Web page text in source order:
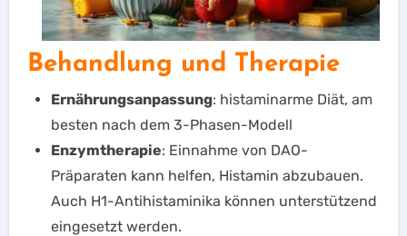
Behandlung und Therapie
Ernährungsanpassung: histaminarme Diät, am
besten nach dem 3-Phasen-Modell
Enzymtherapie: Einnahme von DAO-
Präparaten kann helfen, Histamin abzubauen.
Auch H1-Antihistaminika können unterstützend
eingesetzt werden.